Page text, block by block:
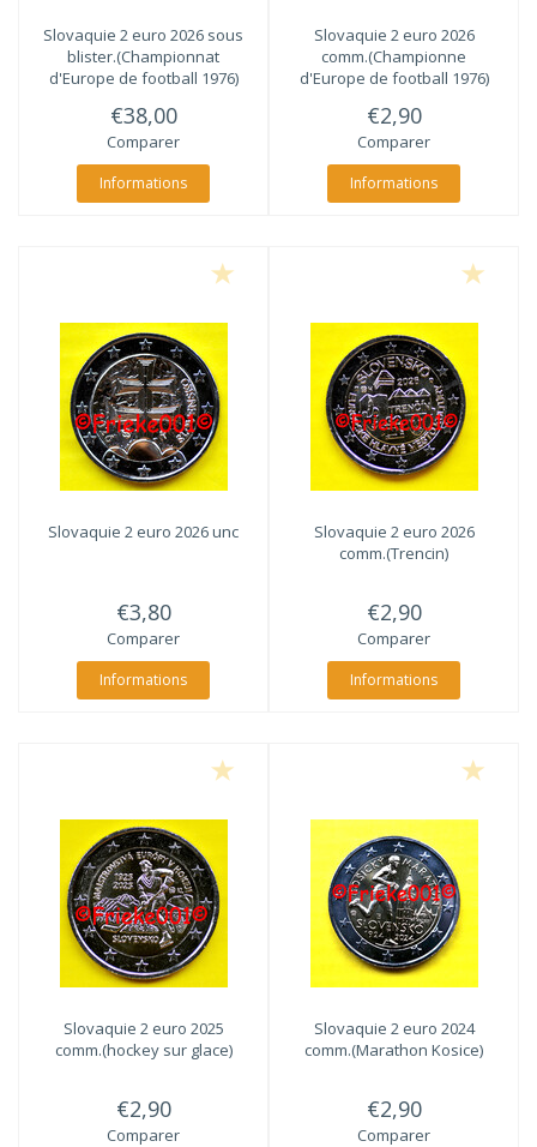
Slovaquie 2 euro 2026 sous
blister.(Championnat
d'Europe de football 1976)
€38,00
Comparer
Informations
Slovaquie 2 euro 2026
comm.(Championne
d'Europe de football 1976)
€2,90
Comparer
Informations
Slovaquie 2 euro 2026 unc
€3,80
Comparer
Informations
Slovaquie 2 euro 2026
comm.(Trencin)
€2,90
Comparer
Informations
Slovaquie 2 euro 2025
comm.(hockey sur glace)
€2,90
Comparer
Slovaquie 2 euro 2024
comm.(Marathon Kosice)
€2,90
Comparer